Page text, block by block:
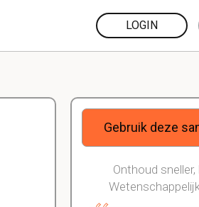
LOGIN
Gebruik deze
Onthoud sneller,